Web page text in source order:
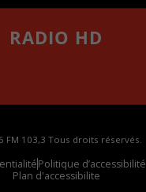
RADIO HD
FM 103,3 Tous droits réservés.
Politique d’accessibilité
Plan d'accessibilite